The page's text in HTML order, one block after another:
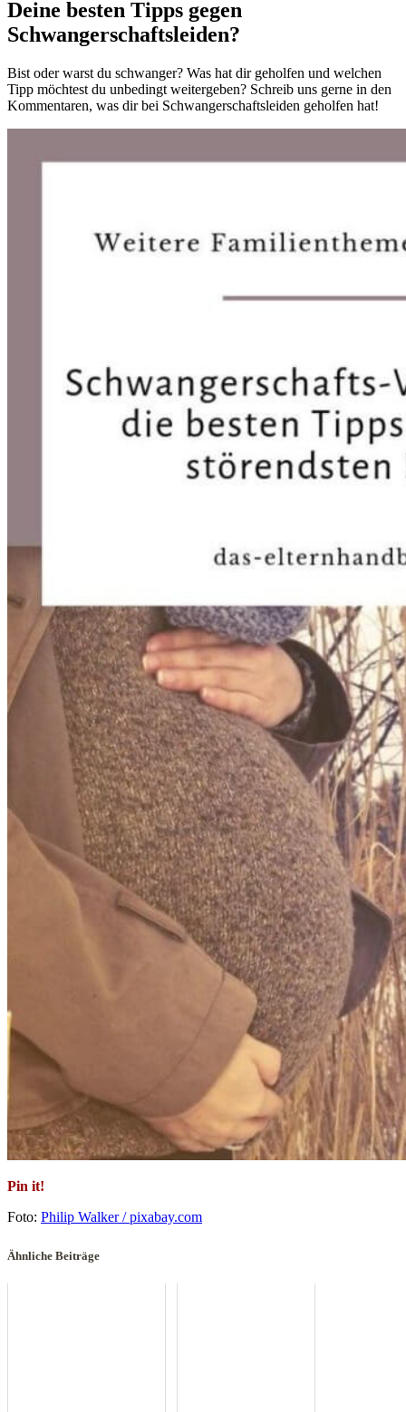
Deine besten Tipps gegen
Schwangerschaftsleiden?
Bist oder warst du schwanger? Was hat dir geholfen und welchen
Tipp möchtest du unbedingt weitergeben? Schreib uns gerne in den
Kommentaren, was dir bei Schwangerschaftsleiden geholfen hat!
Pin it!
Foto: Philip Walker / pixabay.com
Ähnliche Beiträge